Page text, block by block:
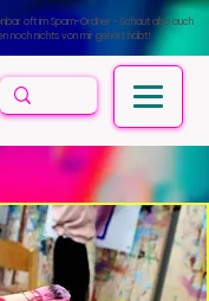
oft im Spam-Ordner - Schaut also auch
noch nichts von mir gehört habt!